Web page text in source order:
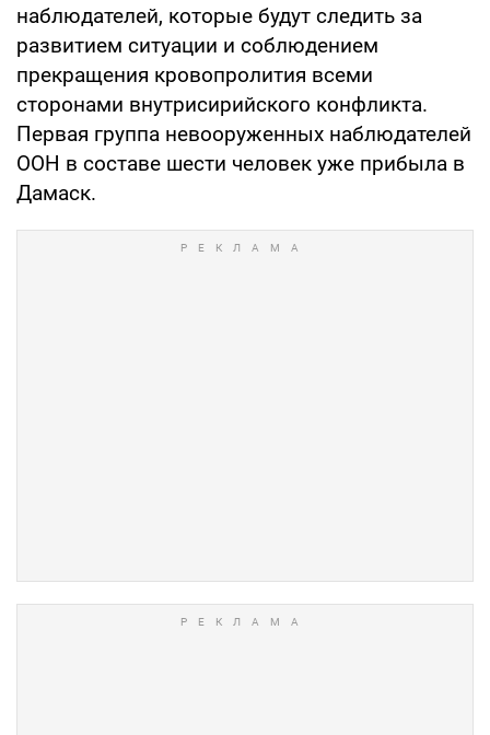
наблюдателей, которые будут следить за
развитием ситуации и соблюдением
прекращения кровопролития всеми
сторонами внутрисирийского конфликта.
Первая группа невооруженных наблюдателей
ООН в составе шести человек уже прибыла в
Дамаск.